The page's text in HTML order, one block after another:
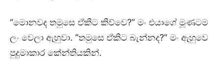
“මොනවද තමුසෙ ඒකිට කිව්වෙ?” මං එයාගේ මූණටම
ලං වෙලා ඇහුවා. “තමුසෙ ඒකිට බැන්නද?” මං ඇහුවෙ
පුදුමාකාර කේන්තියකින්.